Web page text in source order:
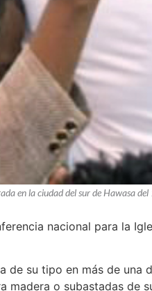
en la ciudad del sur de Hawasa del
nacional para la
de su tipo en más de
madera o subastadas